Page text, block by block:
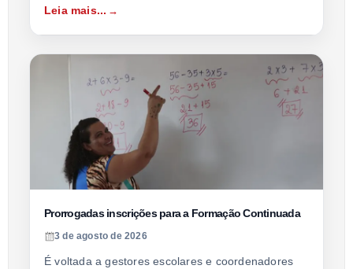
Leia mais...
Prorrogadas inscrições para a Formação Continuada
3 de agosto de 2026
É voltada a gestores escolares e coordenadores